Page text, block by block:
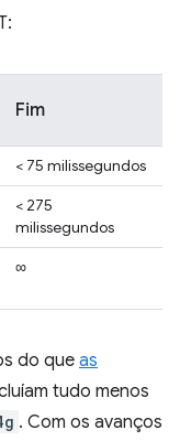
Fim
< 75 milissegundos
< 275
milissegundos
∞
do queas
tudo menos
. Com os avanços